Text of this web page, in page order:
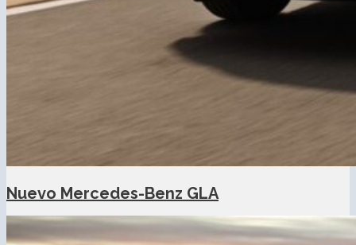
Nuevo Mercedes-Benz GLA